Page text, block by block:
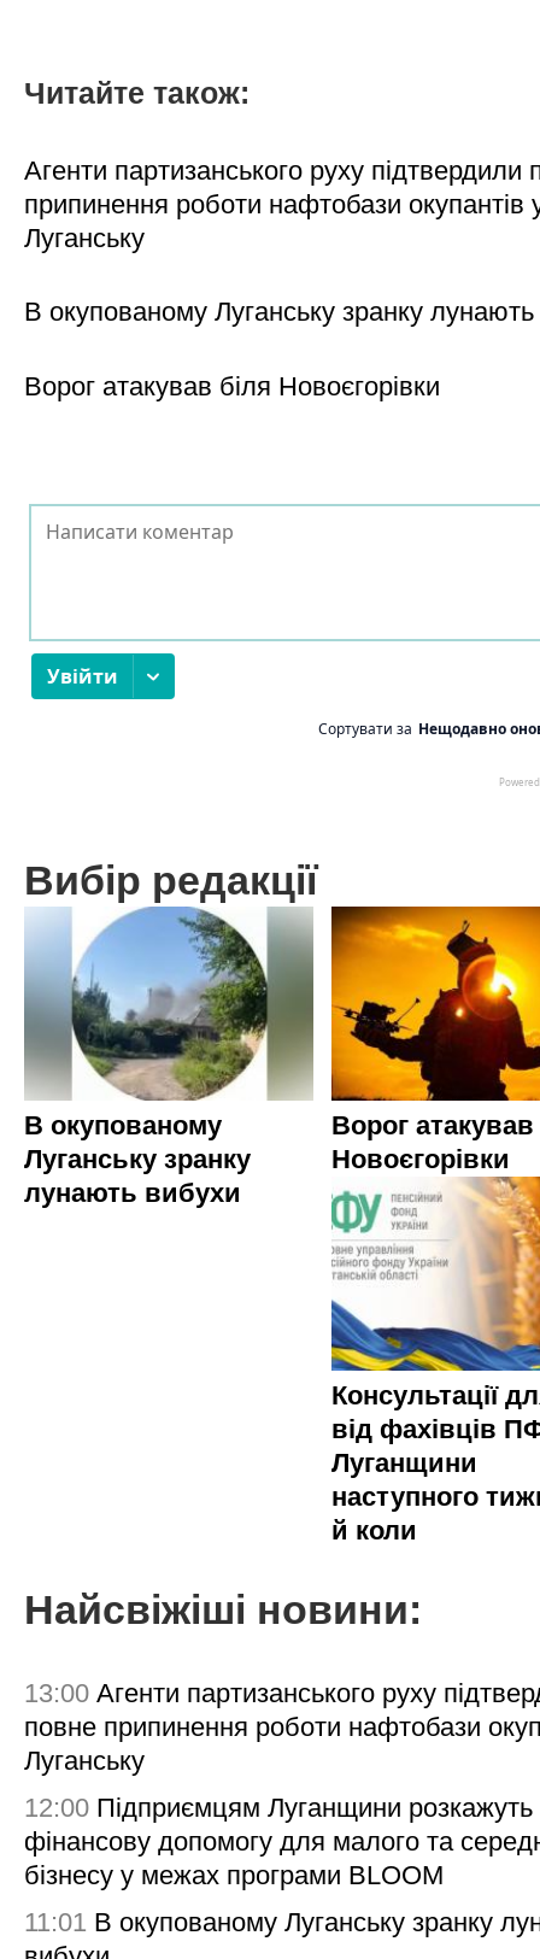
Читайте також:
Агенти партизанського руху підтвердили
припинення роботи нафтобази окупантів
Луганську
В окупованому Луганську зранку
Ворог атакував біля Новоєгорівки
Вибір редакції
В окупованому
Луганську зранку
лунають вибухи
Ворог атакував
Новоєгорівки
Консультації
від фахівців
Луганщини
наступного
й коли
Найсвіжіші новини:
13:00 Агенти партизанського руху
повне припинення роботи нафтобази
Луганську
12:00 Підприємцям Луганщини розкажуть
фінансову допомогу для малого та
бізнесу у межах програми BLOOM
11:01 В окупованому Луганську зранку